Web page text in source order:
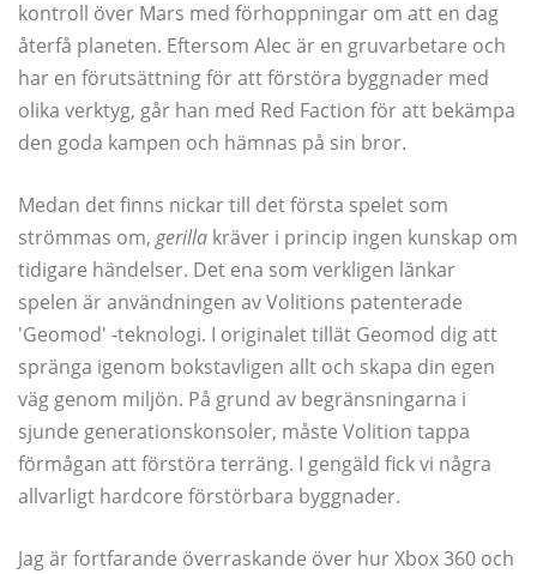
kontroll över Mars med förhoppningar om att en dag
återfå planeten. Eftersom Alec är en gruvarbetare och
har en förutsättning för att förstöra byggnader med
olika verktyg, går han med Red Faction för att bekämpa
den goda kampen och hämnas på sin bror.
Medan det finns nickar till det första spelet som
strömmas om, gerilla kräver i princip ingen kunskap om
tidigare händelser. Det ena som verkligen länkar
spelen är användningen av Volitions patenterade
'Geomod' -teknologi. I originalet tillät Geomod dig att
spränga igenom bokstavligen allt och skapa din egen
väg genom miljön. På grund av begränsningarna i
sjunde generationskonsoler, måste Volition tappa
förmågan att förstöra terräng. I gengäld fick vi några
allvarligt hardcore förstörbara byggnader.
Jag är fortfarande överraskande över hur Xbox 360 och